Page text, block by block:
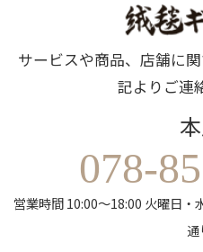
サービスや商品、店舗に
記よりご連
078-
営業時間 10:00～18:00 火曜日
通